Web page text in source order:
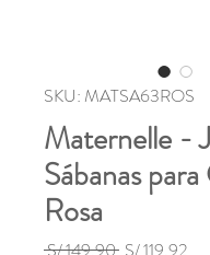
SKU: MATSA63ROS
Maternelle -
Sábanas
Rosa
Precio